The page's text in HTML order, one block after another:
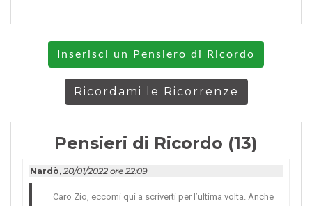
Inserisci un Pensiero di Ricordo
Ricordami le Ricorrenze
Pensieri di Ricordo (13)
Nardò, 20/01/2022 ore 22:09
Caro Zio, eccomi qui a scriver­ti per l’ultima volt­a. Anche